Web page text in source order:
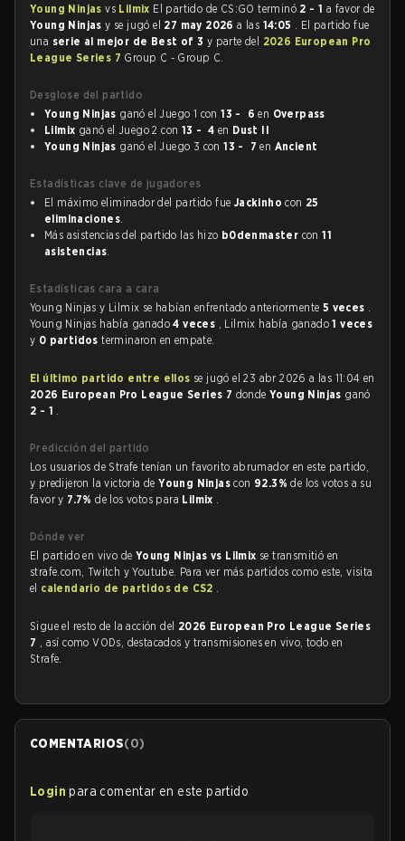
Young Ninjasvs Lilmix El partido de CS:GO terminó 2 - 1 a favor de
Young Ninjasy se jugó el 27 may 2026a las 14:05 . El partido fue
una serie al mejor de Best of 3 y parte del 2026 European Pro
League Series 7 Group C - Group C.
Desglose del partido
Young Ninjas ganó el Juego 1 con13 - 6 en Overpass
Lilmix ganó el Juego 2 con 13 - 4 en Dust II
Young Ninjas ganó el Juego 3 con13 - 7 en Ancient
Estadísticas clave de jugadores
El máximo eliminador del partido fue Jackinho con 25
eliminaciones.
Más asistencias del partido las hizo b0denmaster con11
asistencias.
Estadísticas cara a cara
Young Ninjas y Lilmix se habían enfrentado anteriormente 5 veces .
Young Ninjas había ganado4 veces , Lilmix había ganado1 veces
y 0 partidosterminaron en empate.
El último partido entre ellos se jugó el 23 abr 2026 a las 11:04 en
2026 European Pro League Series 7 dondeYoung Ninjas ganó
2 - 1 .
Predicción del partido
Los usuarios de Strafe tenían un favorito abrumador en este partido,
y predijeron la victoria deYoung Ninjascon 92.3%de los votos a su
favor y 7.7%de los votos para Lilmix .
Dónde ver
El partido en vivo de Young Ninjas vs Lilmix se transmitió en
strafe.com, Twitch y Youtube. Para ver más partidos como este, visita
el calendario de partidos de CS2 .
Sigue el resto de la acción del 2026 European Pro League Series
7 , así como VODs, destacados y transmisiones en vivo, todo en
Strafe.
COMENTARIOS(0)
Login para comentar en este partido